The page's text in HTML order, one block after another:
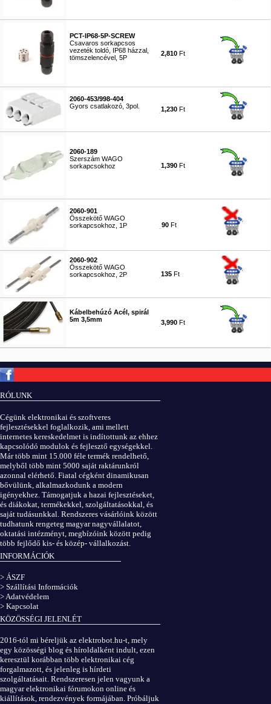
PCT-IP68-5P-SCREW
Csavaros sorkapcsos
vezeték toldó, IP68 házzal,
tömszelencével, 5P
2,810 Ft
2060-453/998-404
Gyors csatlakozó, 3pol.
1,230 Ft
2060-189
Szerszám WAGO
sorkapcsokhoz
1,390 Ft
2060-901
Összekötő WAGO
sorkapcsokhoz, 1P
90 Ft
2060-902
Összekötő WAGO
sorkapcsokhoz, 2P
135 Ft
Kábelbehúzó Acél, spirál
5m 3,5mm
3,990 Ft
RÓLUNK
Cégünk elektronikai és szoftveres
fejlesztésekkel foglalkozik, ami mellett
internetes kereskedelmet is indítottunk az ehhez
kapcsolódó modulok és fejlesztő egységekkel.
Már több mint 15.000 féle termék rendelhető,
melyből több mint 5000 saját raktárunkról
azonnal elérhető. Fiatal cégként dinamikusan
bővülünk, alkalmazkodunk a modern
igényekhez. Támogatjuk a hazai fejlesztéseket,
és diákokat, termékekkel, szolgáltatásokkal, és
saját tudásunkkal. Rendszeres vásárlóink között
tudhatunk rengeteg magyar nagyvállalatot,
oktatási intézményt, megbízóink között pedig
több fejlődő kis- és közép- vállalkozást.
INFORMÁCIÓK
> ÁSZF
> Szállítási Információk
> Adatvédelem
> Kapcsolat
KÖZÖSSÉGI JELENLÉT
2016-tól mi béreljük az elektrobot.hu-t, mely
egy közösségi blog és híroldalként indult, ezen
keresztül korábban több elektronikai cég
forgalmazott, és jelenleg is hírdeti
szolgáltatásait. Rendszeresen jelen vagyunk a
magyar elektronikai fórumokon online és
kiállítások, rendezvények formájában. Próbáljuk